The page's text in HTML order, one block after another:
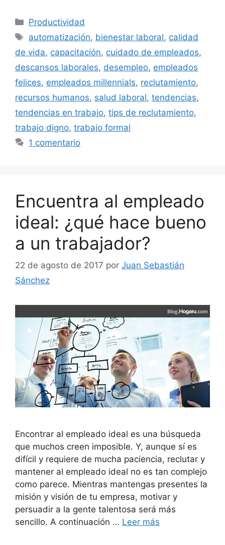
Categorías
Productividad
Etiquetas
automatización, bienestar laboral, calidad
de vida, capacitación, cuidado de empleados,
descansos laborales, desempleo, empleados
felices, empleados millennials, reclutamiento,
recursos humanos, salud laboral, tendencias,
tendencias en trabajo, tips de reclutamiento,
trabajo digno, trabajo formal
1 comentario
Encuentra al empleado
ideal: ¿qué hace bueno
a un trabajador?
22 de agosto de 2017 por Juan Sebastián
Sánchez
Encontrar al empleado ideal es una búsqueda
que muchos creen imposible. Y, aunque sí es
difícil y requiere de mucha paciencia, reclutar y
mantener al empleado ideal no es tan complejo
como parece. Mientras mantengas presentes la
misión y visión de tu empresa, motivar y
persuadir a la gente talentosa será más
sencillo. A continuación … Leer más